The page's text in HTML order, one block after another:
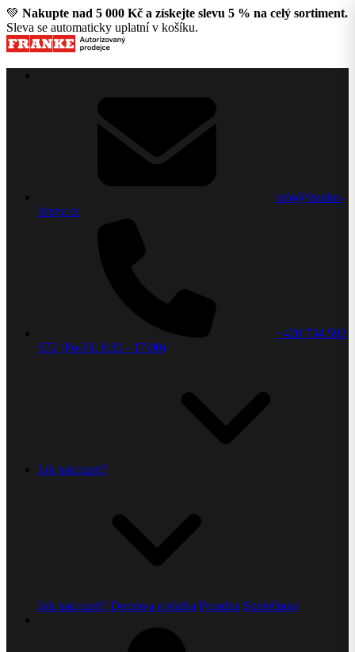
💚 Nakupte nad 5 000 Kč a získejte slevu 5 % na celý sortiment.
Sleva se automaticky uplatní v košíku.
info@franke-
drezy.cz
+420 734 592
672 (Po-Pá: 8:30 - 17:00)
Jak nakoupit?
Jak nakoupit? Doprava a platba Poradna Společnost